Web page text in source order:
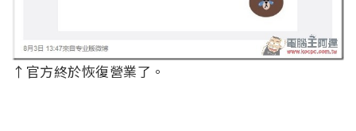
↑官方終於恢復營業了。